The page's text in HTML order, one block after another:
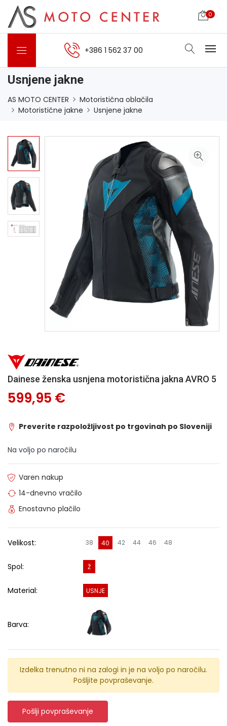
0
+386 1 562 37 00
Usnjene jakne
AS MOTO CENTER
Motoristična oblačila
Motoristične jakne
Usnjene jakne
Dainese ženska usnjena motoristična jakna AVRO 5
599,95 €
Preverite razpoložljivost po trgovinah po Sloveniji
Na voljo po naročilu
Varen nakup
14-dnevno vračilo
Enostavno plačilo
Velikost: 38 40 42 44 46 48
Spol: Ž
Material: USNJE
Barva:
Izdelka trenutno ni na zalogi in je na voljo po naročilu.
Pošljite povpraševanje.
Pošlji povpraševanje